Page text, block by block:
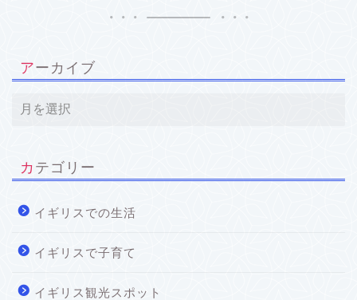
アーカイブ
カテゴリー
イギリスでの生活
イギリスで子育て
イギリス観光スポット